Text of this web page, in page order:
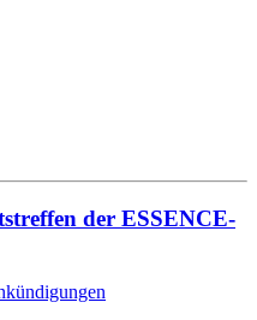
der ESSENCE-